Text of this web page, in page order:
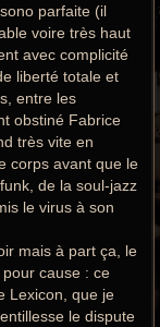
parfaite (il
voire très haut
avec complicité
liberté totale et
entre les
obstiné Fabrice
très vite en
corps avant que le
de la soul-jazz
le virus à son
mais à part ça, le
cause : ce
Lexicon, que je
le dispute